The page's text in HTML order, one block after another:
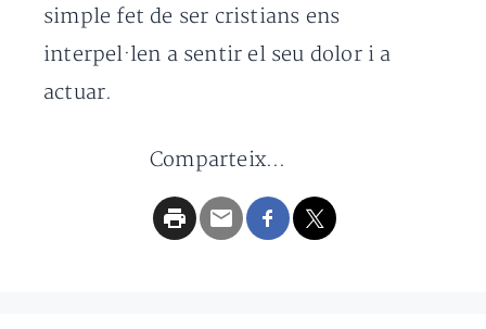
simple fet de ser cristians ens
interpel·len a sentir el seu dolor i a
actuar.
Comparteix...